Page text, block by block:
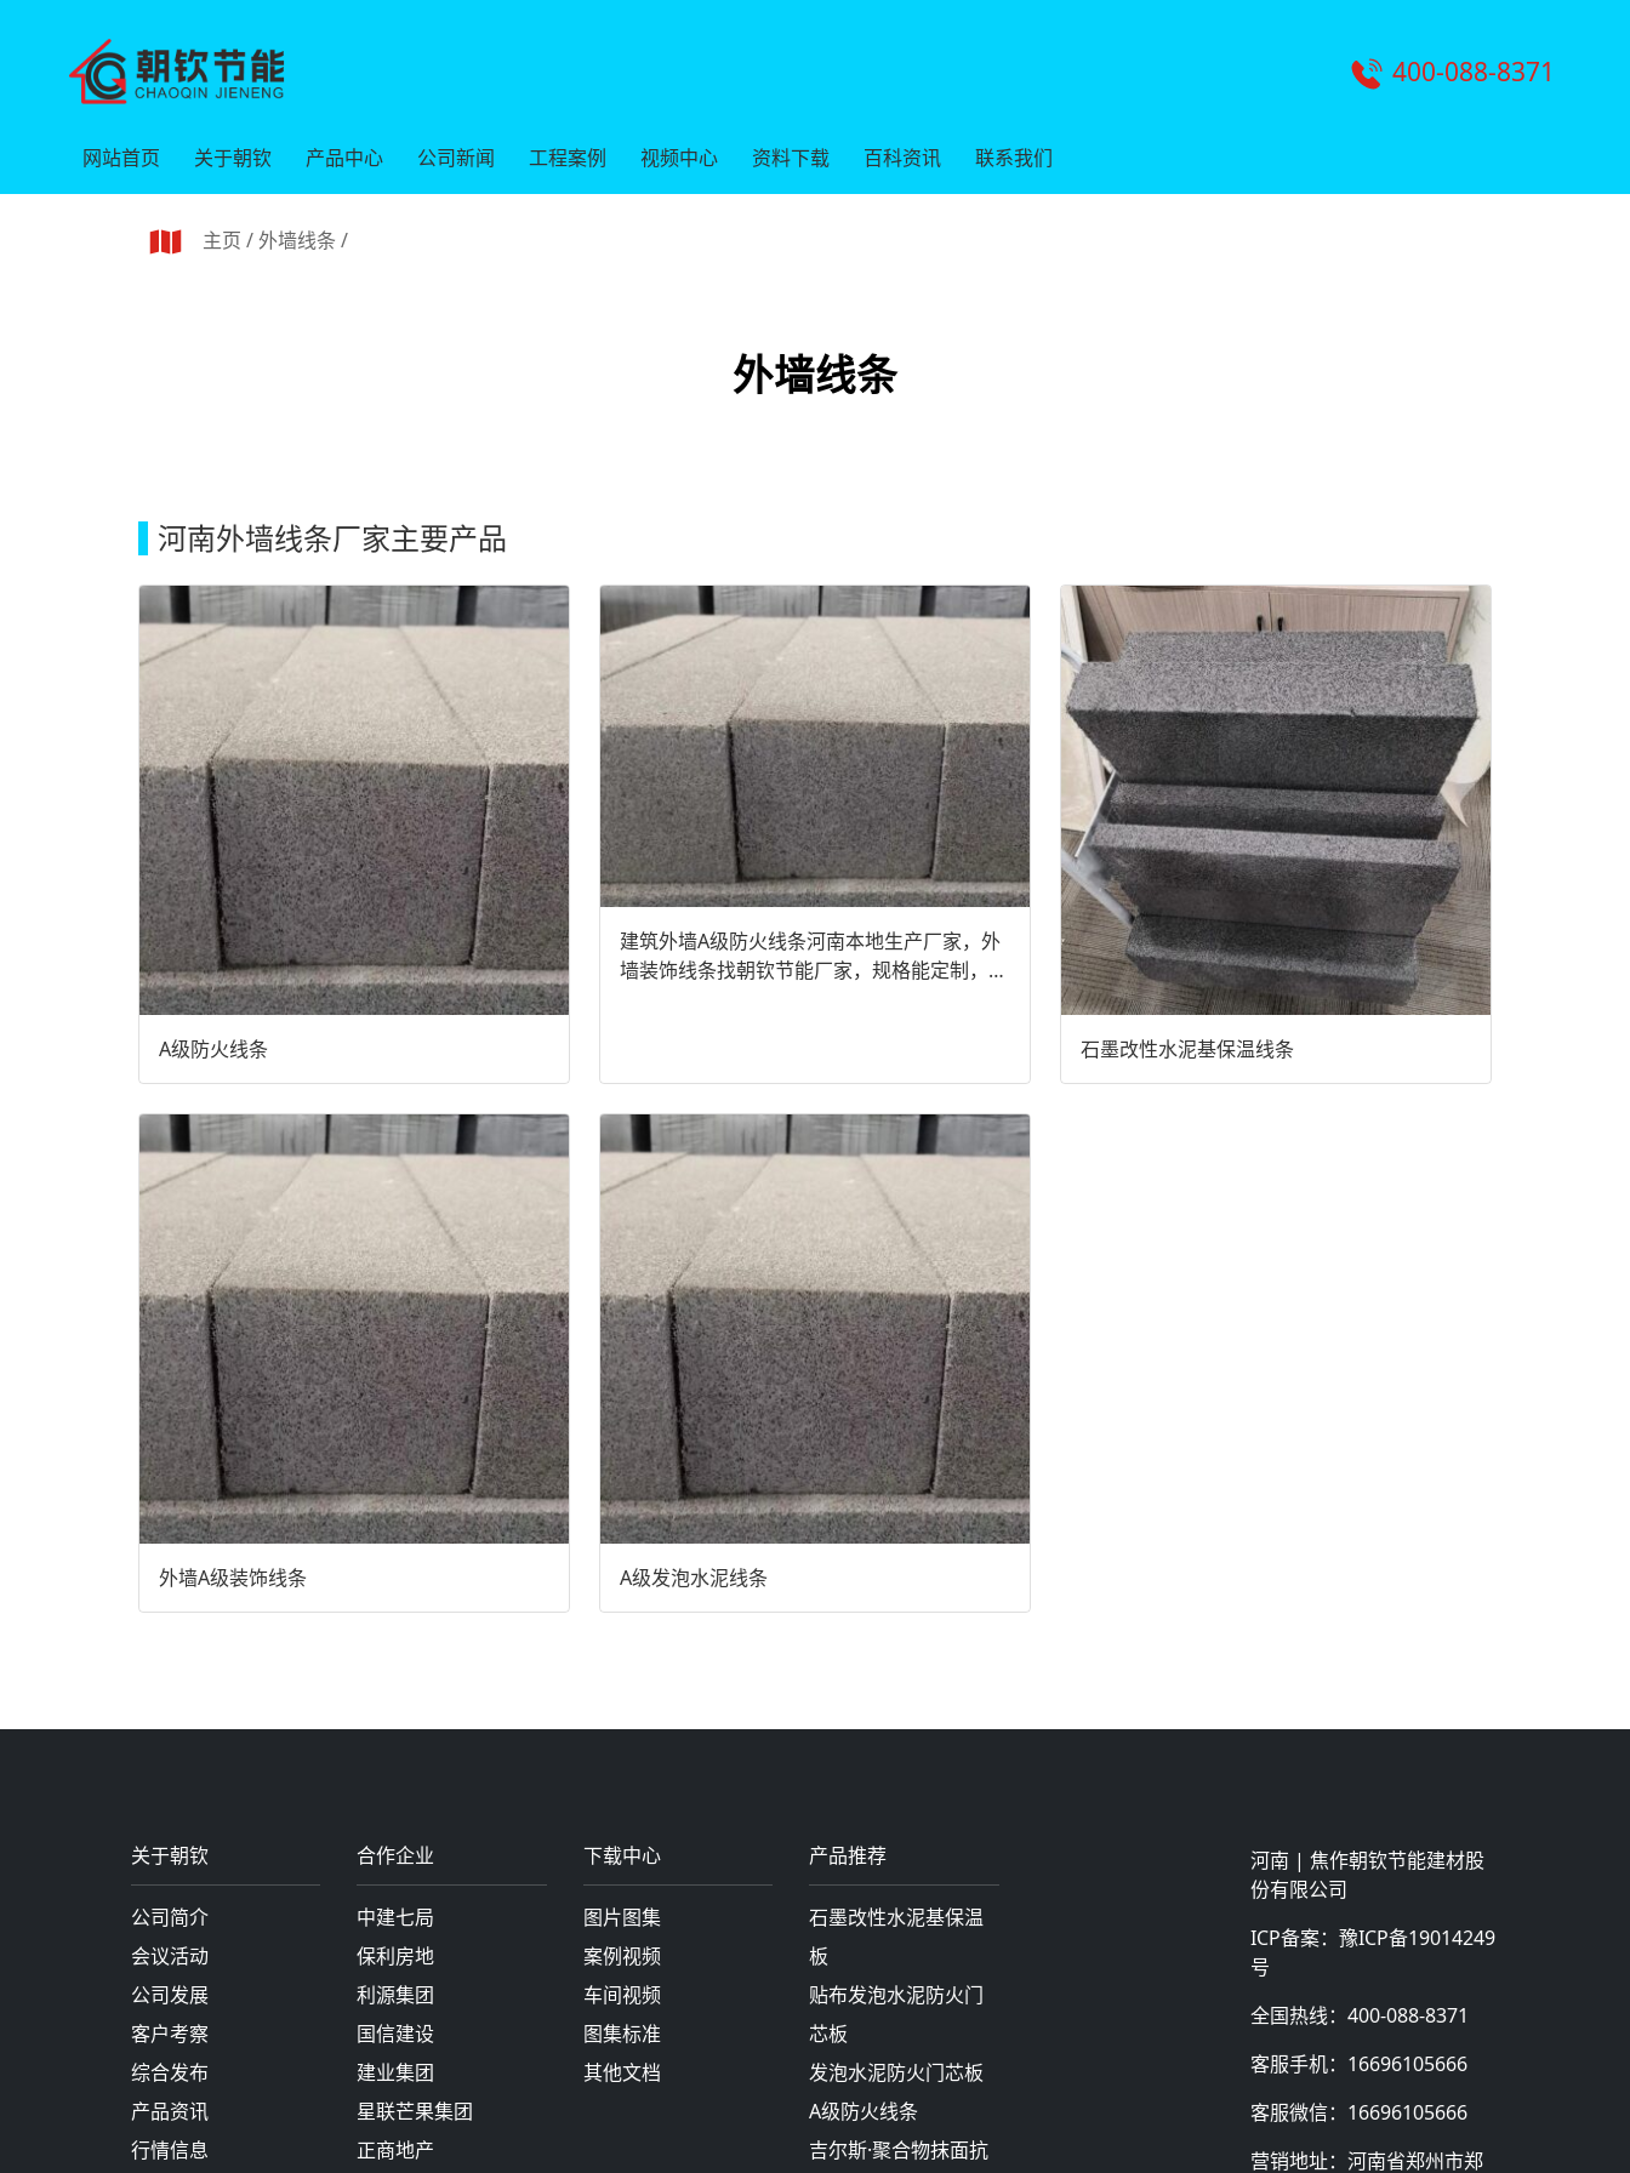
网站首页 关于朝钦 产品中心 公司新闻 工程案例 视频中心 资料下载 百科资讯 联系我们
400-088-8371
主页 /外墙线条 /
外墙线条
河南外墙线条厂家主要产品
A级防火线条
建筑外墙A级防火线条河南本地生产厂家，外
墙装饰线条找朝钦节能厂家，规格能定制，质
石墨改性水泥基保温线条
外墙A级装饰线条 A级发泡水泥线条
关于朝钦
公司简介
会议活动
公司发展
客户考察
综合发布
产品资讯
行情信息
合作企业
中建七局
保利房地
利源集团
国信建设
建业集团
星联芒果集团
正商地产
下载中心
图片图集
案例视频
车间视频
图集标准
其他文档
产品推荐
石墨改性水泥基保温
板
贴布发泡水泥防火门
芯板
发泡水泥防火门芯板
A级防火线条
吉尔斯·聚合物抹面抗
河南 | 焦作朝钦节能建材股
份有限公司
ICP备案： 豫ICP备19014249
号
全国热线： 400-088-8371
客服手机： 16696105666
客服微信： 16696105666
营销地址：河南省郑州市郑